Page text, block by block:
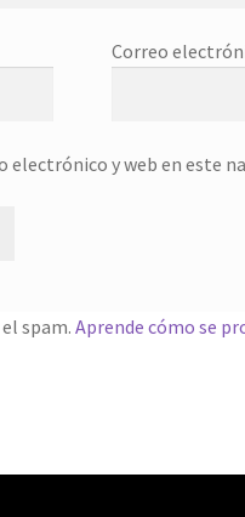
Correo
electrónico y web en este
el spam.Aprende cómo se